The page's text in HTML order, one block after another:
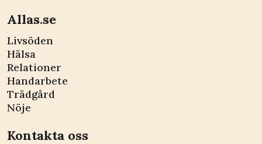
Allas.se
Livsöden
Hälsa
Relationer
Handarbete
Trädgård
Nöje
Kontakta oss